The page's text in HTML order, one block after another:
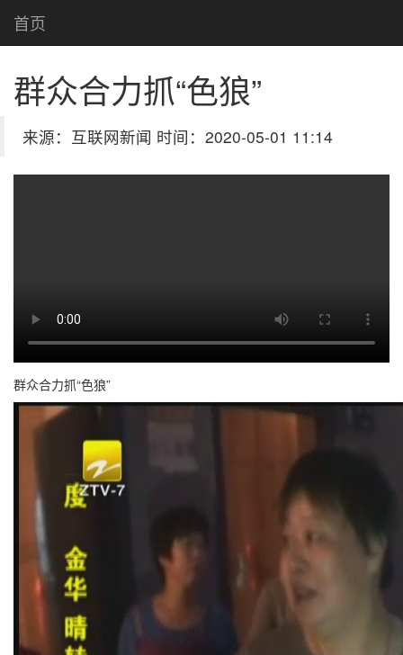
首页
群众合力抓“色狼”
来源：互联网新闻 时间：2020-05-01 11:14
群众合力抓“色狼”